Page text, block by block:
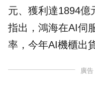
元、獲利達1894億
指出，鴻海在AI伺
率，今年AI機櫃出
廣